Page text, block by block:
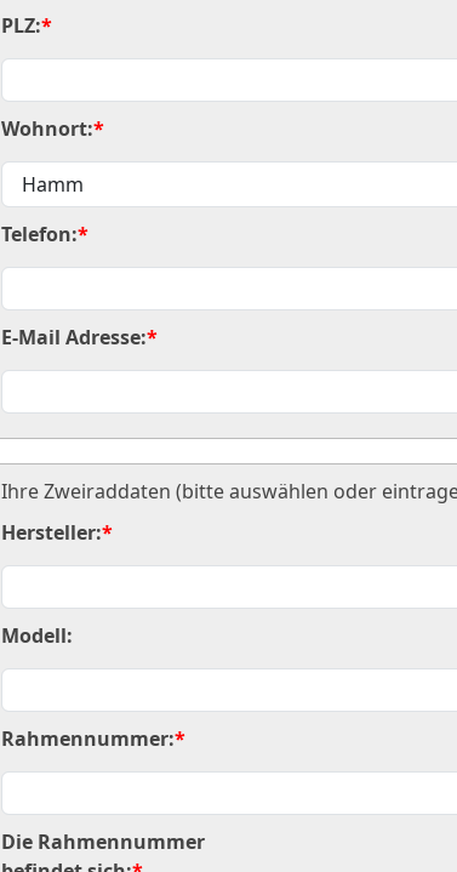
PLZ:*
Wohnort:*
Telefon:*
E-Mail Adresse:*
Ihre Zweiraddaten (bitte auswählen oder
Hersteller:*
Modell:
Rahmennummer:*
Die Rahmennummer